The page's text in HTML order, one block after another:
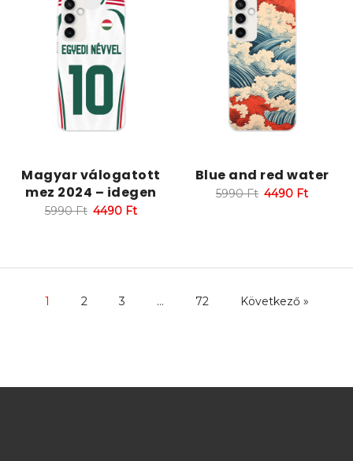
Magyar válogatott
mez 2024 – idegen
5990Ft 4490 Ft
Blue and red water
5990Ft 4490 Ft
1 2 3 … 72 Következő »